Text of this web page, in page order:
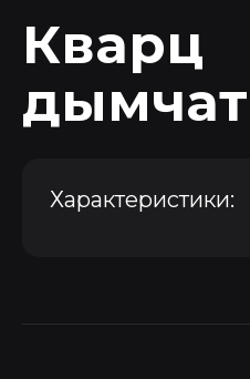
Кварц
Характеристики: